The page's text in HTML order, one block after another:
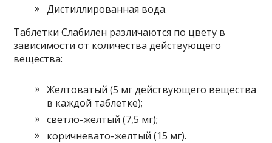
Дистиллированная вода.
Таблетки Слабилен различаются по цвету в
зависимости от количества действующего
вещества:
Желтоватый (5 мг действующего вещества
в каждой таблетке);
светло-желтый (7,5 мг);
коричневато-желтый (15 мг).